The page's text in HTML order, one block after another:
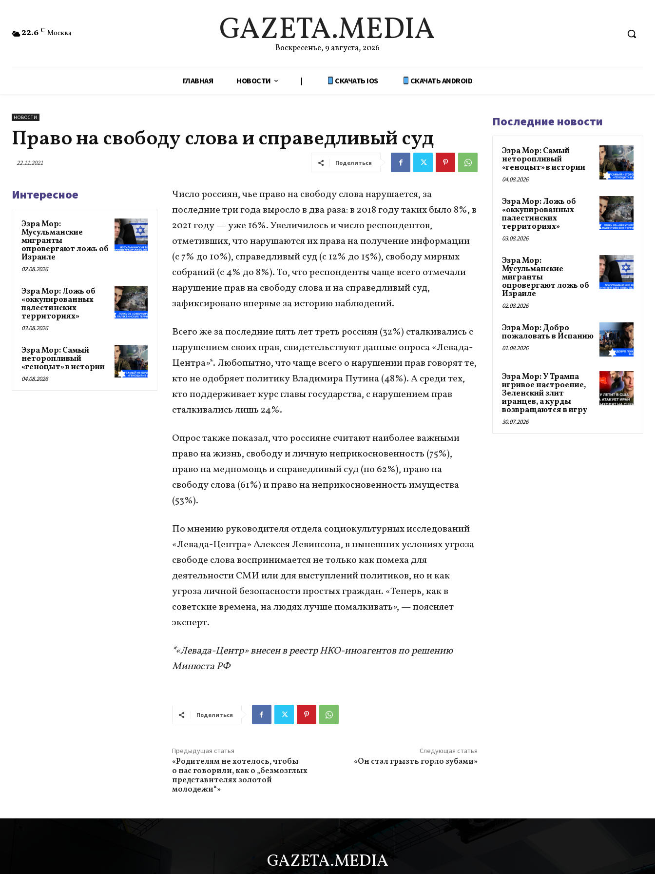
22.6 C Москва GAZETA.MEDIA
Воскресенье, 9 августа, 2026
ГЛАВНАЯ НОВОСТИ | СКАЧАТЬ IOS СКАЧАТЬ ANDROID
НОВОСТИ
Право на свободу слова и справедливый суд
22.11.2021 Поделиться
Интересное
Эзра Мор:
Мусульманские
мигранты
опровергают ложь об
Израиле
02.08.2026
Эзра Мор: Ложь об
«оккупированных
палестинских
территориях»
03.08.2026
Эзра Мор: Самый
неторопливый
«геноцыт» в истории
04.08.2026
Число россиян, чье право на свободу слова нарушается, за
последние три года выросло в два раза: в 2018 году таких было 8%, в
2021 году — уже 16%. Увеличилось и число респондентов,
отметивших, что нарушаются их права на получение информации
(с 7% до 10%), справедливый суд (с 12% до 15%), свободу мирных
собраний (с 4% до 8%). То, что респонденты чаще всего отмечали
нарушение прав на свободу слова и на справедливый суд,
зафиксировано впервые за историю наблюдений.
Всего же за последние пять лет треть россиян (32%) сталкивались с
нарушением своих прав, свидетельствуют данные опроса «Левада-
Центра»*. Любопытно, что чаще всего о нарушении прав говорят те,
кто не одобряет политику Владимира Путина (48%). А среди тех,
кто поддерживает курс главы государства, с нарушением прав
сталкивались лишь 24%.
Опрос также показал, что россияне считают наиболее важными
право на жизнь, свободу и личную неприкосновенность (75%),
право на медпомощь и справедливый суд (по 62%), право на
свободу слова (61%) и право на неприкосновенность имущества
(53%).
По мнению руководителя отдела социокультурных исследований
«Левада-Центра» Алексея Левинсона, в нынешних условиях угроза
свободе слова воспринимается не только как помеха для
деятельности СМИ или для выступлений политиков, но и как
угроза личной безопасности простых граждан. «Теперь, как в
советские времена, на людях лучше помалкивать», — поясняет
эксперт.
*«Левада-Центр» внесен в реестр НКО-иноагентов по решению
Минюста РФ
Поделиться
Предыдущая статья
«Родителям не хотелось, чтобы
о нас говорили, как о „безмозглых
представителях золотой
молодежи“»
Следующая статья
«Он стал грызть горло зубами»
Последние новости
Эзра Мор: Самый
неторопливый
«геноцыт» в истории
04.08.2026
Эзра Мор: Ложь об
«оккупированных
палестинских
территориях»
03.08.2026
Эзра Мор:
Мусульманские
мигранты
опровергают ложь об
Израиле
02.08.2026
Эзра Мор: Добро
пожаловать в Испанию
01.08.2026
Эзра Мор: У Трампа
игривое настроение,
Зеленский злит
иранцев, а курды
возвращаются в игру
30.07.2026
GAZETA.MEDIA